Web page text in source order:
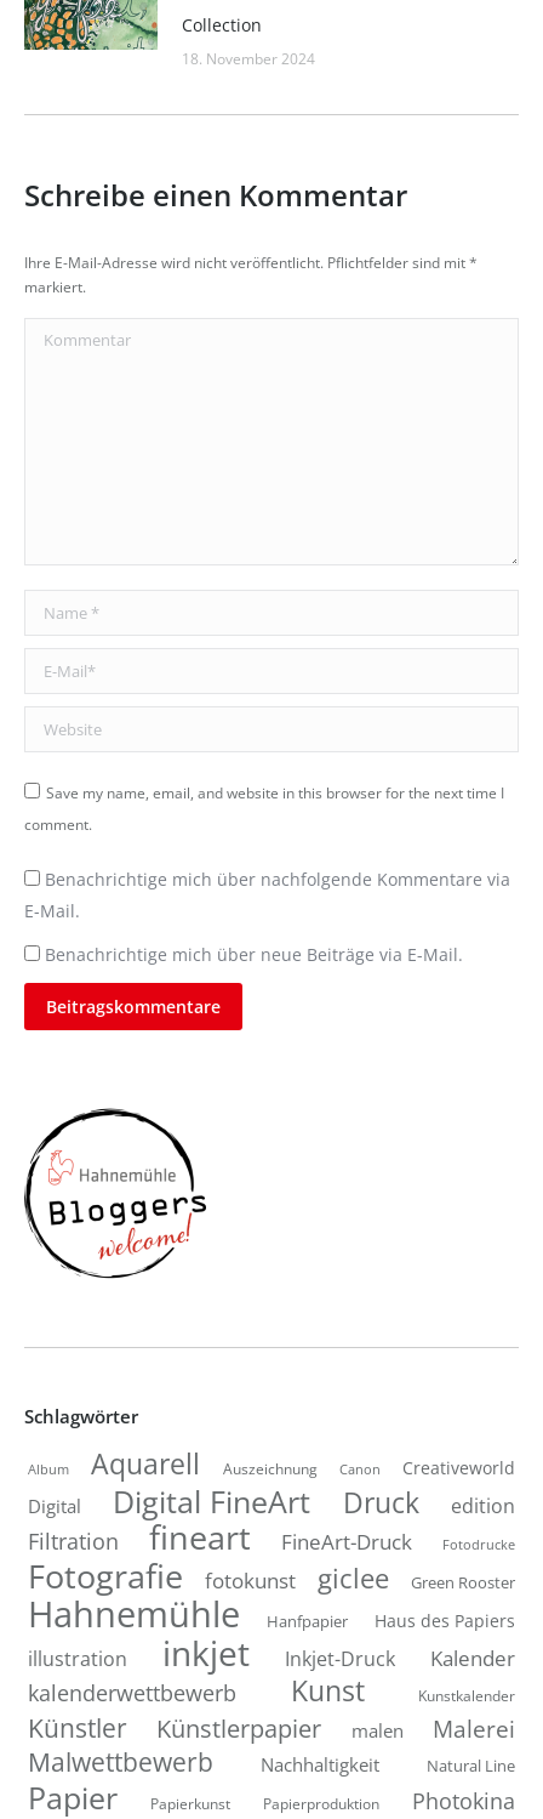
Collection
18. November 2024
Schreibe einen Kommentar
Ihre E-Mail-Adresse wird nicht veröffentlicht. Pflichtfelder sind mit*
markiert.
Kommentar
Name *
E-Mail *
Website
Save my name, email, and website in this browser for the next time I
comment.
Benachrichtige mich über nachfolgende Kommentare via
E-Mail.
Benachrichtige mich über neue Beiträge via E-Mail.
Beitragskommentare
Schlagwörter
Album Aquarell Auszeichnung Canon Creativeworld
Digital Digital FineArt Druck edition
Filtration fineart FineArt-Druck Fotodrucke
Fotografie fotokunst giclee Green Rooster
Hahnemühle Hanfpapier Haus des Papiers
illustration inkjet Inkjet-Druck Kalender
kalenderwettbewerb Kunst Kunstkalender
Künstler Künstlerpapier malen Malerei
Malwettbewerb Nachhaltigkeit Natural Line
Papier Papierkunst Papierproduktion Photokina